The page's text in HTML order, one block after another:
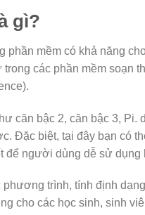
gì?
phần mềm có khả năng
các phần mềm soạn
căn bậc 2, căn bậc 3,
Đặc biệt, tại đây bạn có
để người dùng dễ sử dụng
trình, tính định
cho các học sinh, sinh